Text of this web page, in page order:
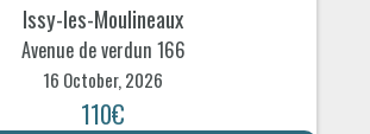
Issy-les-Moulineaux
Avenue de verdun 166
16 October, 2026
110€